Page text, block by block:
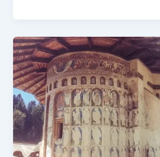
Відкрийте
історичну
перлину
Тімішоари!